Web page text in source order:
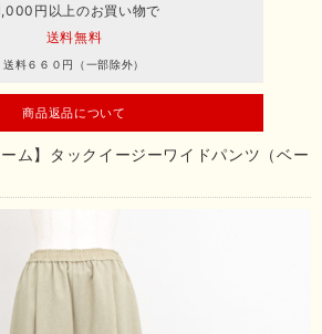
円以上のお買い物で
送料無料
送料６６０円（一部除外）
商品返品について
ーム】タックイージーワイドパンツ（ベー